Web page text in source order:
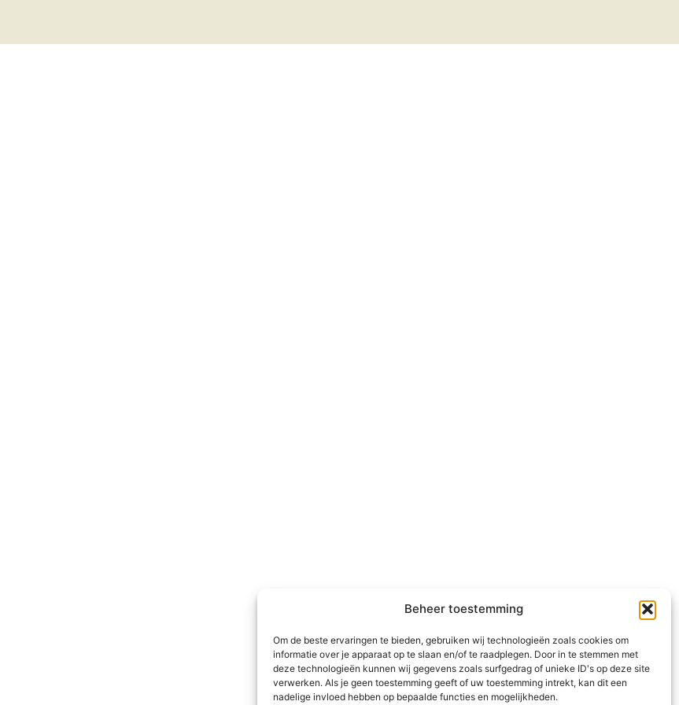
Beheer toestemming
Om de beste ervaringen te bieden, gebruiken wij technologieën zoals cookies om
informatie over je apparaat op te slaan en/of te raadplegen. Door in te stemmen met
deze technologieën kunnen wij gegevens zoals surfgedrag of unieke ID's op deze site
verwerken. Als je geen toestemming geeft of uw toestemming intrekt, kan dit een
nadelige invloed hebben op bepaalde functies en mogelijkheden.